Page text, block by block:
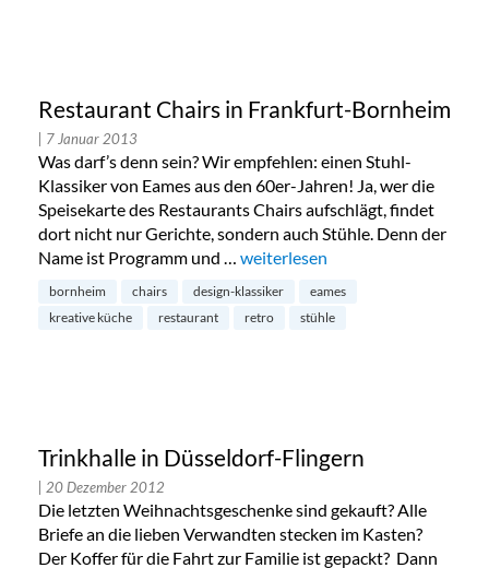
Restaurant Chairs in Frankfurt-Bornheim
| 7 Januar 2013
Was darf’s denn sein? Wir empfehlen: einen Stuhl-
Klassiker von Eames aus den 60er-Jahren! Ja, wer die
Speisekarte des Restaurants Chairs aufschlägt, findet
dort nicht nur Gerichte, sondern auch Stühle. Denn der
Name ist Programm und … „Restaurant Chairs in Frankfurt-
weiterlesen
bornheim chairs design-klassiker
eames
kreative küche
restaurant retro stühle
Trinkhalle in Düsseldorf-Flingern
| 20 Dezember 2012
Die letzten Weihnachtsgeschenke sind gekauft? Alle
Briefe an die lieben Verwandten stecken im Kasten?
Der Koffer für die Fahrt zur Familie ist gepackt? Dann